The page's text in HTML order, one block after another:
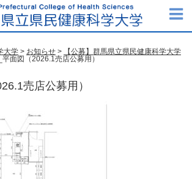
大学 > お知らせ >
【公募】群馬県立県民健康科学大学
平面図（2026.1売店公募用）
売店公募用）